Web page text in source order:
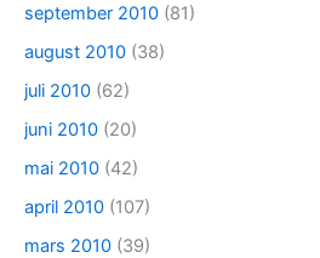
september 2010 (81)
august 2010 (38)
juli 2010 (62)
juni 2010 (20)
mai 2010 (42)
april 2010 (107)
mars 2010 (39)